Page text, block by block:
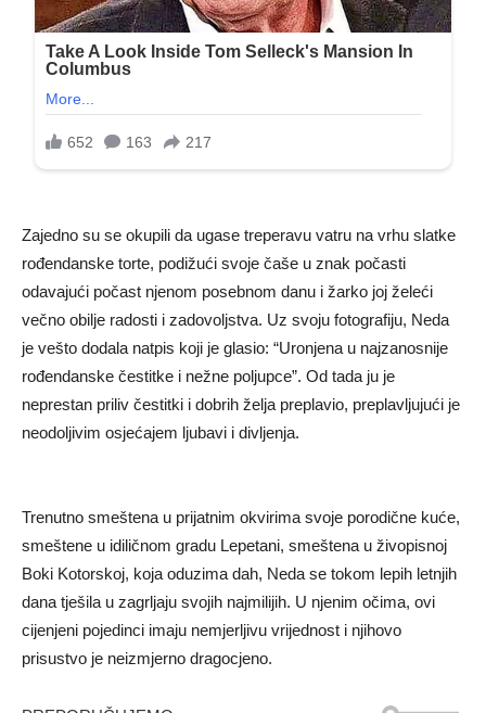
Zajedno su se okupili da ugase treperavu vatru na vrhu slatke
rođendanske torte, podižući svoje čaše u znak počasti
odavajući počast njenom posebnom danu i žarko joj želeći
večno obilje radosti i zadovoljstva. Uz svoju fotografiju, Neda
je vešto dodala natpis koji je glasio: “Uronjena u najzanosnije
rođendanske čestitke i nežne poljupce”. Od tada ju je
neprestan priliv čestitki i dobrih želja preplavio, preplavljujući je
neodoljivim osjećajem ljubavi i divljenja.
Trenutno smeštena u prijatnim okvirima svoje porodične kuće,
smeštene u idiličnom gradu Lepetani, smeštena u živopisnoj
Boki Kotorskoj, koja oduzima dah, Neda se tokom lepih letnjih
dana tješila u zagrljaju svojih najmilijih. U njenim očima, ovi
cijenjeni pojedinci imaju nemjerljivu vrijednost i njihovo
prisustvo je neizmjerno dragocjeno.